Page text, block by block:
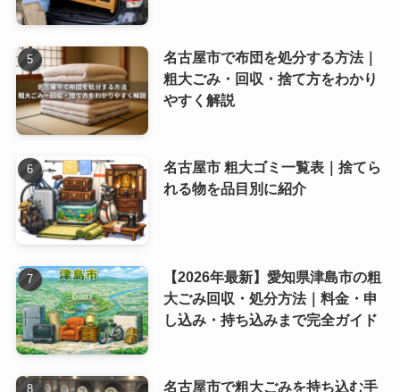
名古屋市で布団を処分する方法｜
粗大ごみ・回収・捨て方をわかり
やすく解説
名古屋市 粗大ゴミ一覧表｜捨てら
れる物を品目別に紹介
【2026年最新】愛知県津島市の粗
大ごみ回収・処分方法｜料金・申
し込み・持ち込みまで完全ガイド
名古屋市で粗大ごみを持ち込む手